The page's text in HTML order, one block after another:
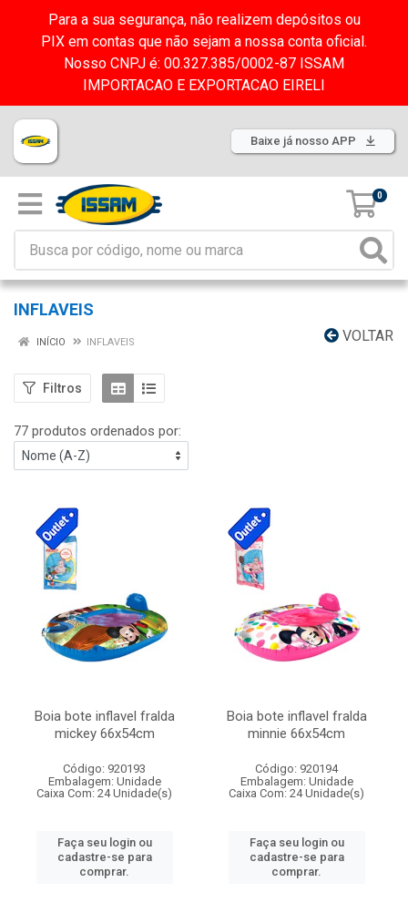
Para a sua segurança, não realizem depósitos ou
PIX em contas que não sejam a nossa conta oficial.
Nosso CNPJ é: 00.327.385/0002-87 ISSAM
IMPORTACAO E EXPORTACAO EIRELI
Baixe já nosso APP
0
INFLAVEIS
VOLTAR
INÍCIO INFLAVEIS
Filtros
77 produtos ordenados por:
Boia bote inflavel fralda
mickey 66x54cm
Código: 920193
Embalagem: Unidade
Caixa Com: 24 Unidade(s)
Faça seu login ou
cadastre-se para
comprar.
Boia bote inflavel fralda
minnie 66x54cm
Código: 920194
Embalagem: Unidade
Caixa Com: 24 Unidade(s)
Faça seu login ou
cadastre-se para
comprar.